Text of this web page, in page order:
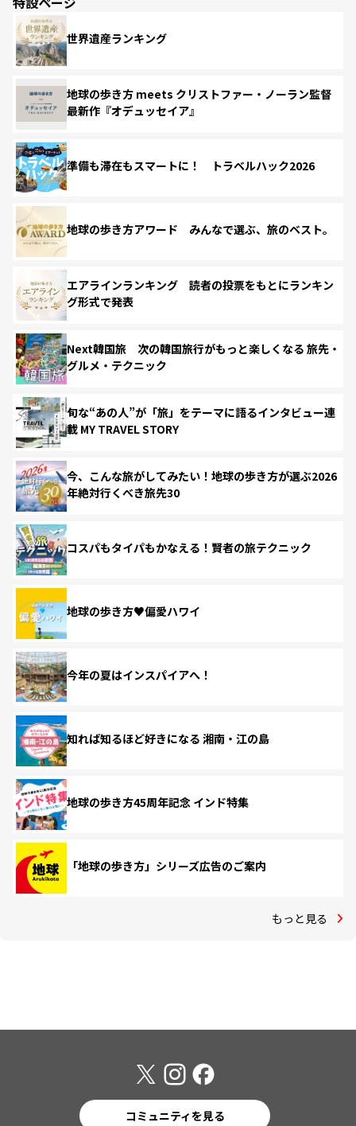
世界遺産ランキング
地球の歩き方 meets クリストファー・ノーラン監督
最新作『オデュッセイア』
準備も滞在もスマートに！ トラベルハック2026
地球の歩き方アワード みんなで選ぶ、旅のベスト。
エアラインランキング 読者の投票をもとにランキン
グ形式で発表
Next韓国旅 次の韓国旅行がもっと楽しくなる 旅先・
グルメ・テクニック
旬な“あの人”が「旅」をテーマに語るインタビュー連
載 MY TRAVEL STORY
今、こんな旅がしてみたい！地球の歩き方が選ぶ2026
年絶対行くべき旅先30
コスパもタイパもかなえる！賢者の旅テクニック
地球の歩き方♥偏愛ハワイ
今年の夏はインスパイアへ！
知れば知るほど好きになる 湘南・江の島
地球の歩き方45周年記念 インド特集
「地球の歩き方」シリーズ広告のご案内
もっと見る
コミュニティを見る